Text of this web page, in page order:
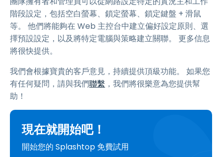
階段設定，包括空白螢幕、鎖定螢幕、鎖定鍵盤 + 滑鼠
等。 他們將能夠在 Web 主控台中建立偏好設定原則、選
擇預設設定，以及將特定電腦與策略建立關聯。 更多信息
將很快提供。
我們會根據寶貴的客戶意見，持續提供頂級功能。 如果您
有任何疑問，請與我們聯繫 ，我們將很樂意為您提供幫
助！
現在就開始吧！
開始您的 Splashtop 免費試用